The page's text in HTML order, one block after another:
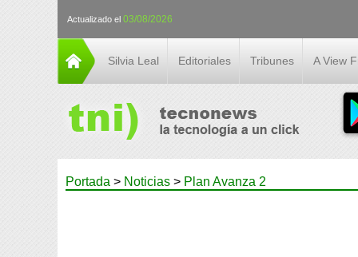
Actualizado el 03/08/2026
Silvia Leal Editoriales Tribunes A View
Portada > Noticias > Plan Avanza 2